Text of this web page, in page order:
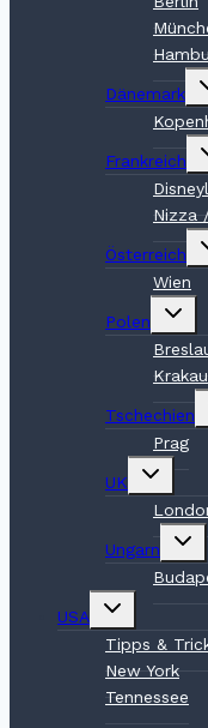
Dänemark
Frankreich
Nizza
Österreich
Wien
Polen
Krakau
Tschechien
Prag
UK
Untermenü
Ungarn
USA
Untermenü
Tipps &
New York
Tennessee